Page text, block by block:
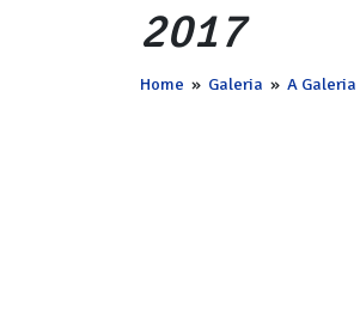
2017
Home » Galeria » A Galeria